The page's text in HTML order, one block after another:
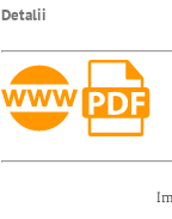
Detalii